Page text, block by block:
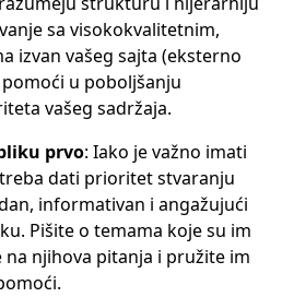
sa visokokvalitetnim,
izvan vašeg sajta (eksterno
u poboljšanju
vašeg sadržaja.
prvo: Iako je važno imati
dati prioritet stvaranju
informativan i angažujući
Pišite o temama koje su im
na njihova pitanja i pružite im